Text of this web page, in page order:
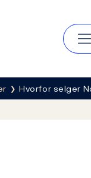
Hvorfor selger